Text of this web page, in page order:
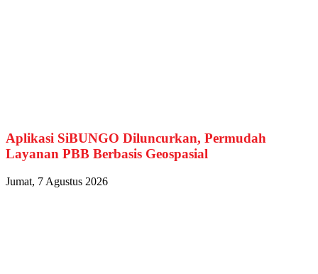
Aplikasi SiBUNGO Diluncurkan, Permudah
Layanan PBB Berbasis Geospasial
Jumat, 7 Agustus 2026